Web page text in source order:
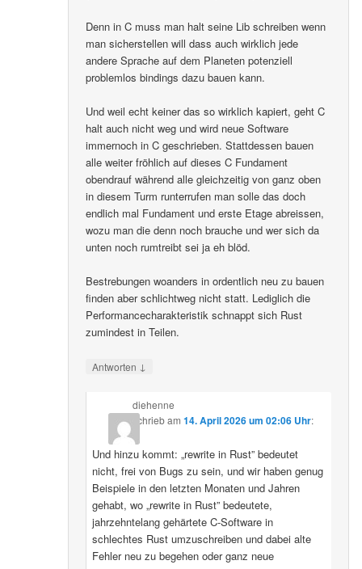
Denn in C muss man halt seine Lib schreiben wenn
man sicherstellen will dass auch wirklich jede
andere Sprache auf dem Planeten potenziell
problemlos bindings dazu bauen kann.
Und weil echt keiner das so wirklich kapiert, geht C
halt auch nicht weg und wird neue Software
immernoch in C geschrieben. Stattdessen bauen
alle weiter fröhlich auf dieses C Fundament
obendrauf während alle gleichzeitig von ganz oben
in diesem Turm runterrufen man solle das doch
endlich mal Fundament und erste Etage abreissen,
wozu man die denn noch brauche und wer sich da
unten noch rumtreibt sei ja eh blöd.
Bestrebungen woanders in ordentlich neu zu bauen
finden aber schlichtweg nicht statt. Lediglich die
Performancecharakteristik schnappt sich Rust
zumindest in Teilen.
Antworten ↓
diehenne
schriebam 14. April 2026 um 02:06 Uhr:
Und hinzu kommt: „rewrite in Rust” bedeutet
nicht, frei von Bugs zu sein, und wir haben genug
Beispiele in den letzten Monaten und Jahren
gehabt, wo „rewrite in Rust” bedeutete,
jahrzehntelang gehärtete C-Software in
schlechtes Rust umzuschreiben und dabei alte
Fehler neu zu begehen oder ganz neue